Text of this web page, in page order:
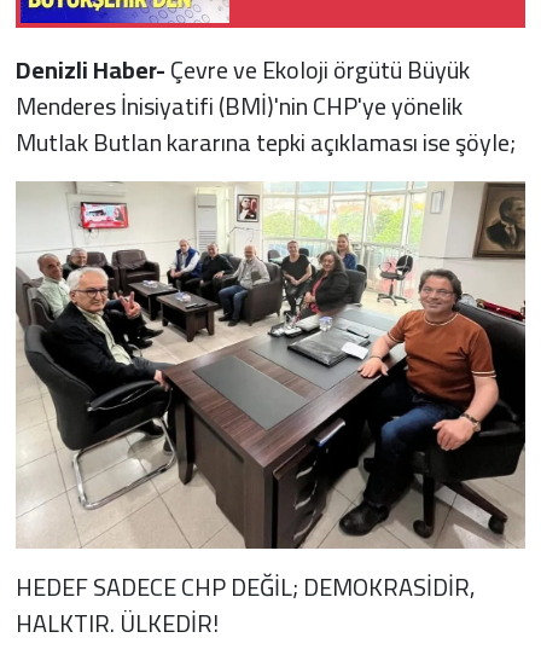
Denizli Haber-Çevre ve Ekoloji örgütü Büyük
Menderes İnisiyatifi (BMİ)'nin CHP'ye yönelik
Mutlak Butlan kararına tepki açıklaması ise şöyle;
HEDEF SADECE CHP DEĞİL; DEMOKRASİDİR,
HALKTIR. ÜLKEDİR!